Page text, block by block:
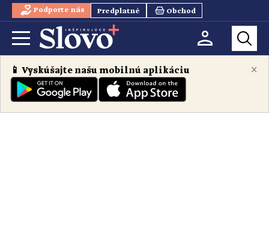
Podporte nás Predplatné Obchod
×
📱 Vyskúšajte našu mobilnú aplikáciu